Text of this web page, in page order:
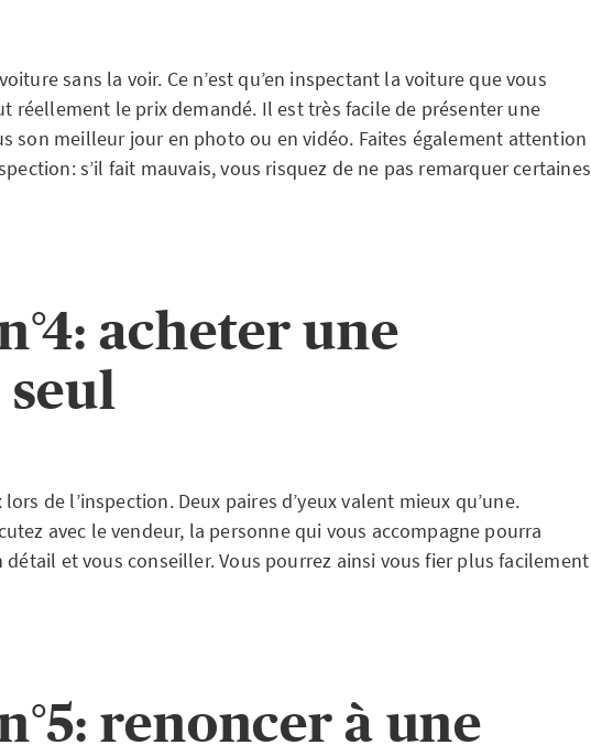
sans la voir. Ce n’est qu’en inspectant la voiture que vous
réellement le prix demandé. Il est très facile de présenter une
son meilleur jour en photo ou en vidéo. Faites également attention
s’il fait mauvais, vous risquez de ne pas remarquer certaines
acheter une
de l’inspection. Deux paires d’yeux valent mieux qu’une.
avec le vendeur, la personne qui vous accompagne pourra
et vous conseiller. Vous pourrez ainsi vous fier plus facilement
renoncer à une